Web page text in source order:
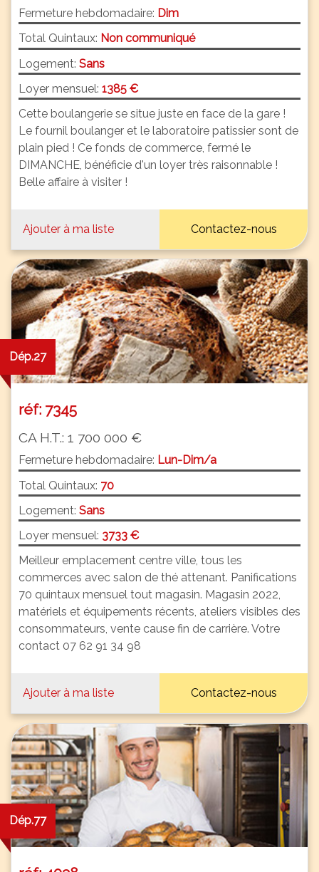
Fermeture hebdomadaire: Dim
Total Quintaux: Non communiqué
Logement: Sans
Loyer mensuel: 1385 €
Cette boulangerie se situe juste en face de la gare !
Le fournil boulanger et le laboratoire patissier sont de
plain pied ! Ce fonds de commerce, fermé le
DIMANCHE, bénéficie d'un loyer très raisonnable !
Belle affaire à visiter !
Ajouter à ma liste Contactez-nous
Dép.27
réf: 7345
CA H.T.: 1 700 000 €
Fermeture hebdomadaire: Lun-Dim/a
Total Quintaux: 70
Logement: Sans
Loyer mensuel: 3733 €
Meilleur emplacement centre ville, tous les
commerces avec salon de thé attenant. Panifications
70 quintaux mensuel tout magasin. Magasin 2022,
matériels et équipements récents, ateliers visibles des
consommateurs, vente cause fin de carrière. Votre
contact 07 62 91 34 98
Ajouter à ma liste Contactez-nous
Dép.77